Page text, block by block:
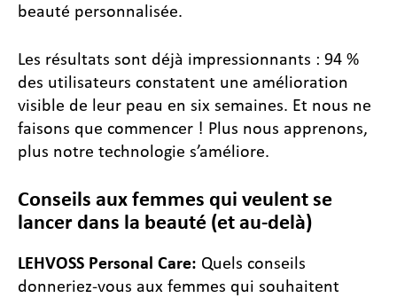
beauté personnalisée.
Les résultats sont déjà impressionnants : 94 %
des utilisateurs constatent une amélioration
visible de leur peau en six semaines. Et nous ne
faisons que commencer ! Plus nous apprenons,
plus notre technologie s’améliore.
Conseils aux femmes qui veulent se
lancer dans la beauté (et au-delà)
LEHVOSS Personal Care: Quels conseils
donneriez-vous aux femmes qui souhaitent